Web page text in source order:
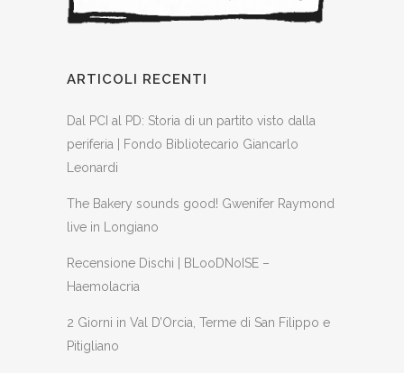
ARTICOLI RECENTI
Dal PCI al PD: Storia di un partito visto dalla
periferia | Fondo Bibliotecario Giancarlo
Leonardi
The Bakery sounds good! Gwenifer Raymond
live in Longiano
Recensione Dischi | BLooDNoISE –
Haemolacria
2 Giorni in Val D’Orcia, Terme di San Filippo e
Pitigliano